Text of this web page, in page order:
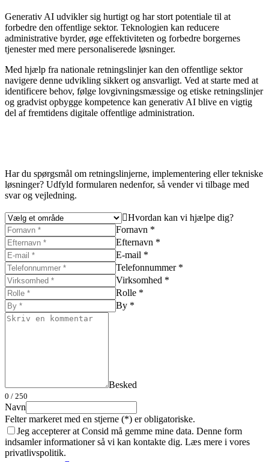
Generativ AI udvikler sig hurtigt og har stort potentiale til at
forbedre den offentlige sektor. Teknologien kan reducere
administrative byrder, øge effektiviteten og forbedre borgernes
tjenester med mere personaliserede løsninger.
Med hjælp fra nationale retningslinjer kan den offentlige sektor
navigere denne udvikling sikkert og ansvarligt. Ved at starte med at
identificere behov, følge lovgivningsmæssige og etiske retningslinjer
og gradvist opbygge kompetence kan generativ AI blive en vigtig
del af fremtidens digitale offentlige administration.
Har du spørgsmål om retningslinjerne, implementering eller tekniske
løsninger? Udfyld formularen nedenfor, så vender vi tilbage med
svar og vejledning.
Hvordan kan vi hjælpe dig?
Fornavn *
Efternavn *
E-mail *
Telefonnummer *
Virksomhed *
Rolle *
By *
Besked
0 / 250
Navn
Felter markeret med en stjerne (*) er obligatoriske.
Jeg accepterer at Consid må gemme mine data. Denne form
indsamler informationer så vi kan kontakte dig. Læs mere i vores
privatlivspolitik.